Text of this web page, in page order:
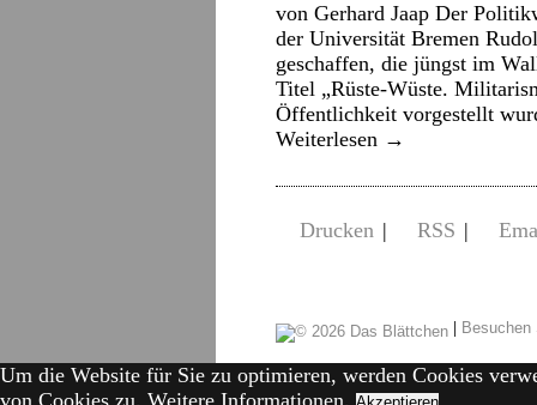
von Gerhard Jaap Der
der Universität Bremen
geschaffen, die jüngst im
Titel „Rüste-Wüste.
Öffentlichkeit vorgestellt
Weiterlesen →
Drucken | RSS |
|
Um die Website für Sie zu optimieren, werden Cookies
von Cookies zu. Weitere Informationen.